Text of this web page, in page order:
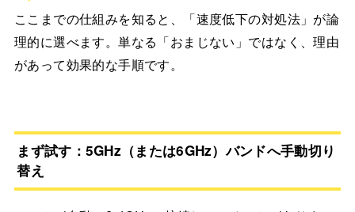
ここまでの仕組みを知ると、「速度低下の対処法」が論
理的に選べます。単なる「おまじない」ではなく、理由
があって効果的な手順です。
まず試す：5GHz（または6GHz）バンドへ手動切り
替え